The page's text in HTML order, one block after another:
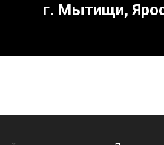
г. Мытищи,